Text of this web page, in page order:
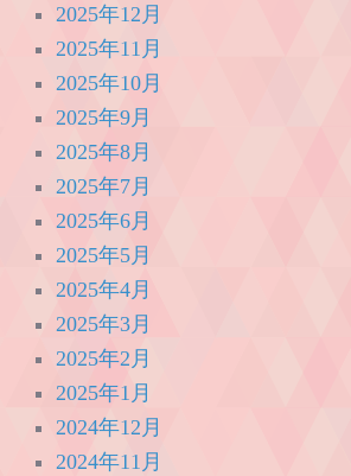
2025年12月
2025年11月
2025年10月
2025年9月
2025年8月
2025年7月
2025年6月
2025年5月
2025年4月
2025年3月
2025年2月
2025年1月
2024年12月
2024年11月